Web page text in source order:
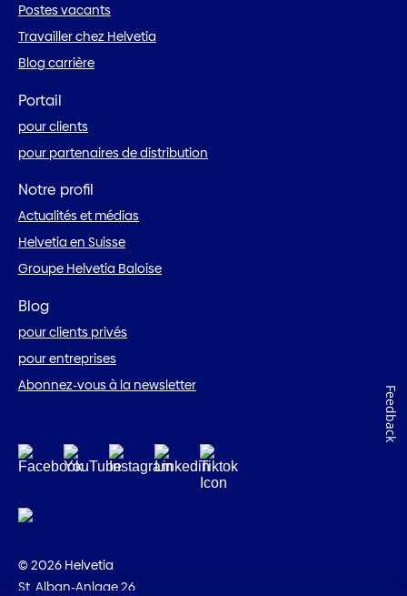
Postes vacants
Travailler chez Helvetia
Blog carrière
Portail
pour clients
pour partenaires de distribution
Notre profil
Actualités et médias
Helvetia en Suisse
Groupe Helvetia Baloise
Blog
pour clients privés
pour entreprises
Abonnez-vous à la newsletter
© 2026 Helvetia
St. Alban-Anlage 26
Feedback